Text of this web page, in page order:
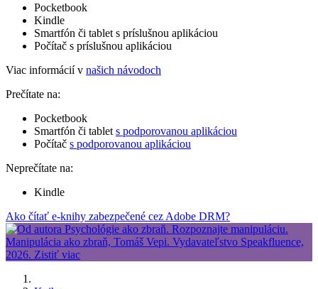
Pocketbook
Kindle
Smartfón či tablet s príslušnou aplikáciou
Počítač s príslušnou aplikáciou
Viac informácií v našich návodoch
Prečítate na:
Pocketbook
Smartfón či tablet s podporovanou aplikáciou
Počítač s podporovanou aplikáciou
Neprečítate na:
Kindle
Ako čítať e-knihy zabezpečené cez Adobe DRM?